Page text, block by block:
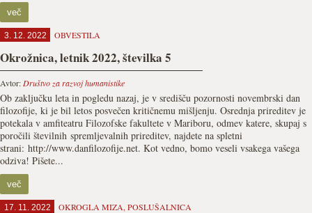
več
3. 12. 2022 OBVESTILA
Okrožnica, letnik 2022, številka 5
Avtor: Društvo za razvoj humanistike
Ob zaključku leta in pogledu nazaj, je v središču pozornosti novembrski dan
filozofije, ki je bil letos posvečen kritičnemu mišljenju. Osrednja prireditev je
potekala v amfiteatru Filozofske fakultete v Mariboru, odmev katere, skupaj s
poročili številnih spremljevalnih prireditev, najdete na spletni
strani: http://www.danfilozofije.net. Kot vedno, bomo veseli vsakega vašega
odziva! Pišete...
več
17. 11. 2022 OKROGLA MIZA, POSLUŠALNICA